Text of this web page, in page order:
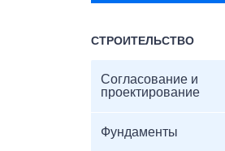
СТРОИТЕЛЬСТВО
Согласование и
проектирование
Фундаменты